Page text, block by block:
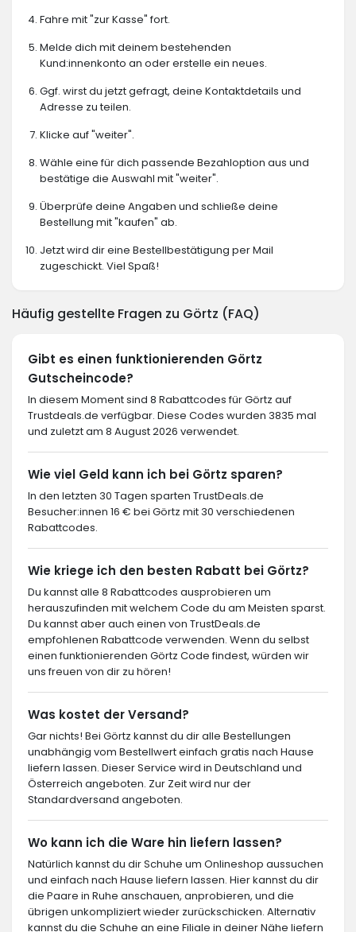
Fahre mit "zur Kasse" fort.
Melde dich mit deinem bestehenden
Kund:innenkonto an oder erstelle ein neues.
Ggf. wirst du jetzt gefragt, deine Kontaktdetails und
Adresse zu teilen.
Klicke auf "weiter".
Wähle eine für dich passende Bezahloption aus und
bestätige die Auswahl mit "weiter".
Überprüfe deine Angaben und schließe deine
Bestellung mit "kaufen" ab.
Jetzt wird dir eine Bestellbestätigung per Mail
zugeschickt. Viel Spaß!
Häufig gestellte Fragen zu Görtz (FAQ)
Gibt es einen funktionierenden Görtz
Gutscheincode?
In diesem Moment sind 8 Rabattcodes für Görtz auf
Trustdeals.de verfügbar. Diese Codes wurden 3835 mal
und zuletzt am 8 August 2026 verwendet.
Wie viel Geld kann ich bei Görtz sparen?
In den letzten 30 Tagen sparten TrustDeals.de
Besucher:innen 16 € bei Görtz mit 30 verschiedenen
Rabattcodes.
Wie kriege ich den besten Rabatt bei Görtz?
Du kannst alle 8 Rabattcodes ausprobieren um
herauszufinden mit welchem Code du am Meisten sparst.
Du kannst aber auch einen von TrustDeals.de
empfohlenen Rabattcode verwenden. Wenn du selbst
einen funktionierenden Görtz Code findest, würden wir
uns freuen von dir zu hören!
Was kostet der Versand?
Gar nichts! Bei Görtz kannst du dir alle Bestellungen
unabhängig vom Bestellwert einfach gratis nach Hause
liefern lassen. Dieser Service wird in Deutschland und
Österreich angeboten. Zur Zeit wird nur der
Standardversand angeboten.
Wo kann ich die Ware hin liefern lassen?
Natürlich kannst du dir Schuhe um Onlineshop aussuchen
und einfach nach Hause liefern lassen. Hier kannst du dir
die Paare in Ruhe anschauen, anprobieren, und die
übrigen unkompliziert wieder zurückschicken. Alternativ
kannst du die Schuhe an eine Filiale in deiner Nähe liefern